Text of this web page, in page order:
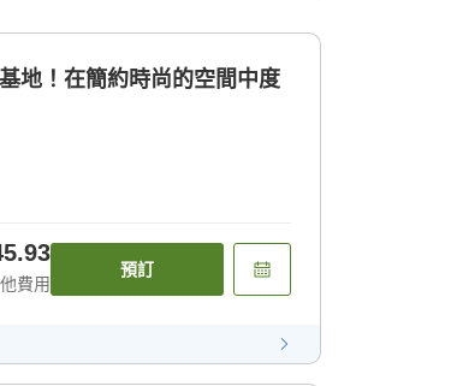
地！在簡約時尚的空間中度
費用
預訂